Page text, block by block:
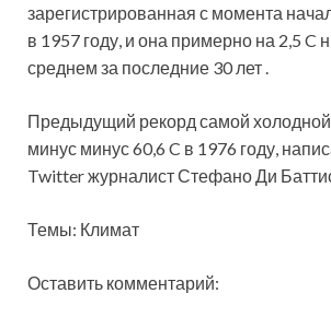
зарегистрированная с момента
в 1957 году, и она примерно на 2,5 C
среднем за последние 30 лет .
Предыдущий рекорд самой
минус минус 60,6 C в 1976 году,
Twitter журналист Стефано Ди
Темы: Климат
Оставить комментарий: